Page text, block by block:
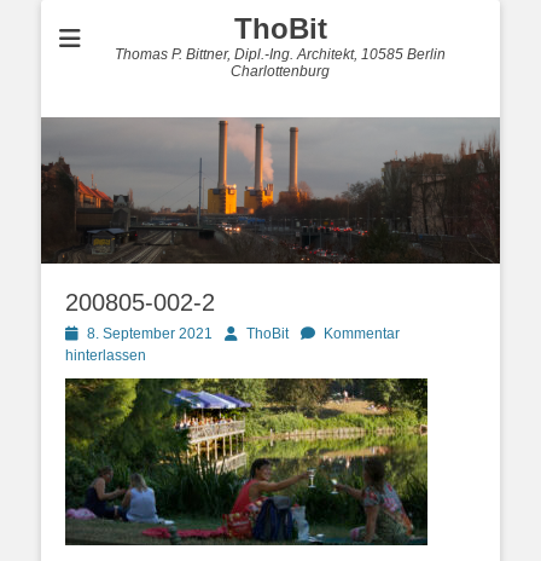
ThoBit
Thomas P. Bittner, Dipl.-Ing. Architekt, 10585 Berlin
Charlottenburg
200805-002-2
Posted
on
8. September 2021 AutorThoBit
Kommentar
hinterlassen